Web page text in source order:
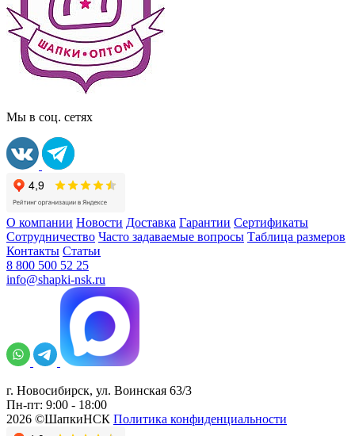
Мы в соц. сетях
О компании Новости Доставка Гарантии Сертификаты
Сотрудничество Часто задаваемые вопросы Таблица размеров
Контакты Статьи
8 800 500 52 25
info@shapki-nsk.ru
г. Новосибирск, ул. Воинская 63/3
Пн-пт: 9:00 - 18:00
2026 ©ШапкиНСК Политика конфиденциальности